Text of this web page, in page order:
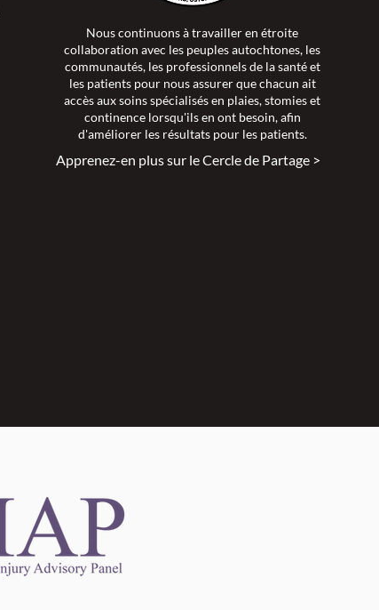
Nous continuons à travailler en étroite
collaboration avec les peuples autochtones, les
communautés, les professionnels de la santé et
les patients pour nous assurer que chacun ait
accès aux soins spécialisés en plaies, stomies et
continence lorsqu'ils en ont besoin, afin
d'améliorer les résultats pour les patients.
Apprenez-en plus sur le Cercle de Partage >